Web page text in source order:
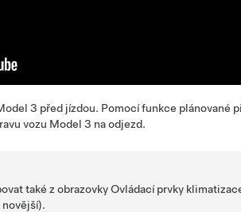
3 před jízdou. Pomocí funkce plánované
vozu Model 3 na odjezd.
také z obrazovky Ovládací prvky